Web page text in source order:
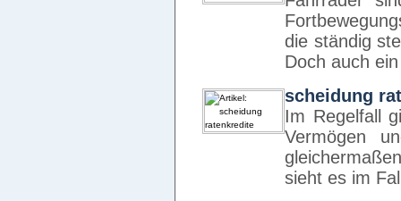
die ständig
Doch auch
scheidung
Im Regelfall
Vermögen
sieht es im